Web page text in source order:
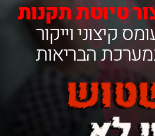
טיוטת תקנות
קיצוני וייקור
הבריאות